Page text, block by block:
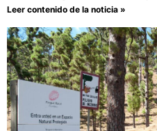
Leer contenido de la noticia »